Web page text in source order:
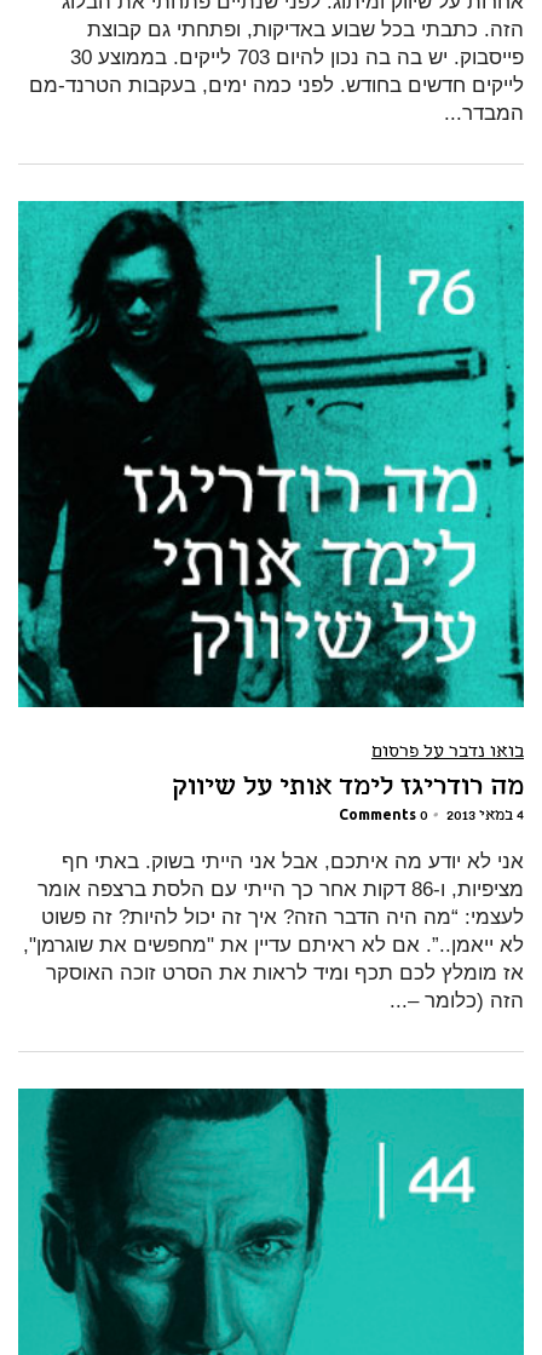
הזה. כתבתי בכל שבוע באדיקות, ופתחתי גם קבוצת
פייסבוק. יש בה בה נכון להיום 703 לייקים. בממוצע 30
לייקים חדשים בחודש. לפני כמה ימים, בעקבות הטרנד-מם
המבדר...
בואו נדבר על פרסום
מה רודריגז לימד אותי על שיווק
4 במאי 2013 •
0 Comments
אני לא יודע מה איתכם, אבל אני הייתי בשוק. באתי חף
מציפיות, ו-86 דקות אחר כך הייתי עם הלסת ברצפה אומר
לעצמי: “מה היה הדבר הזה? איך זה יכול להיות? זה פשוט
לא ייאמן..”. אם לא ראיתם עדיין את "מחפשים את שוגרמן",
אז מומלץ לכם תכף ומיד לראות את הסרט זוכה האוסקר
הזה (כלומר –...